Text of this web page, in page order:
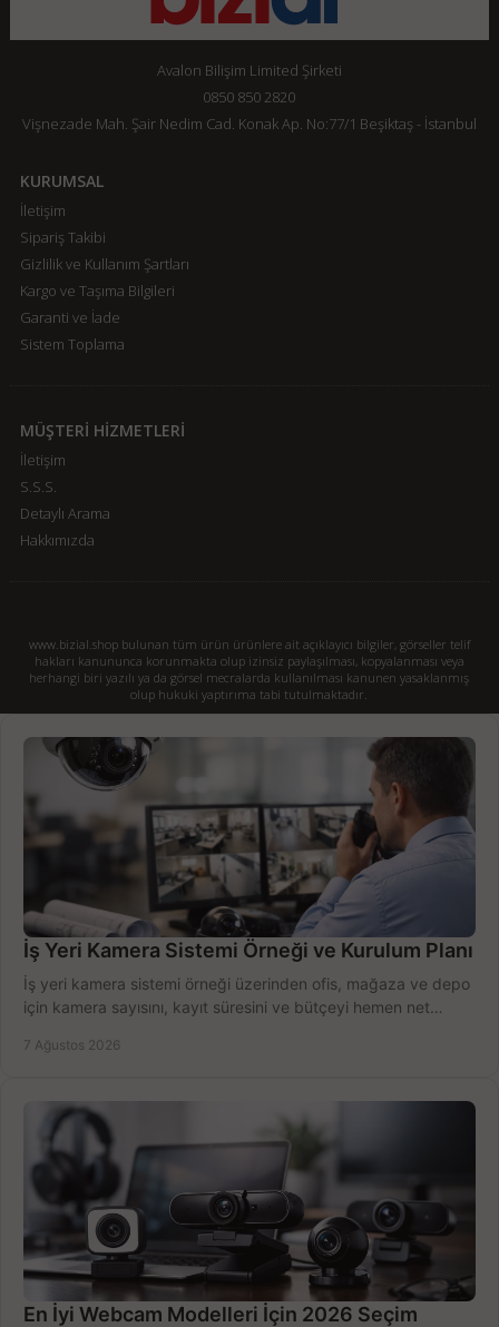
Avalon Bilişim Limited Şirketi
0850 850 2820
Vişnezade Mah. Şair Nedim Cad. Konak Ap. No:77/1 Beşiktaş - İstanbul
KURUMSAL
İletişim
Sipariş Takibi
Gizlilik ve Kullanım Şartları
Kargo ve Taşıma Bilgileri
Garanti ve İade
Sistem Toplama
MÜŞTERİ HİZMETLERİ
İletişim
S.S.S.
Detaylı Arama
Hakkımızda
www.bizial.shop bulunan tüm ürün ürünlere ait açıklayıcı bilgiler, görseller telif
hakları kanununca korunmakta olup izinsiz paylaşılması, kopyalanması veya
herhangi biri yazılı ya da görsel mecralarda kullanılması kanunen yasaklanmış
olup hukuki yaptırıma tabi tutulmaktadır.
İş Yeri Kamera Sistemi Örneği ve Kurulum Planı
İş yeri kamera sistemi örneği üzerinden ofis, mağaza ve depo
için kamera sayısını, kayıt süresini ve bütçeyi hemen net
7 Ağustos 2026
En İyi Webcam Modelleri İçin 2026 Seçim